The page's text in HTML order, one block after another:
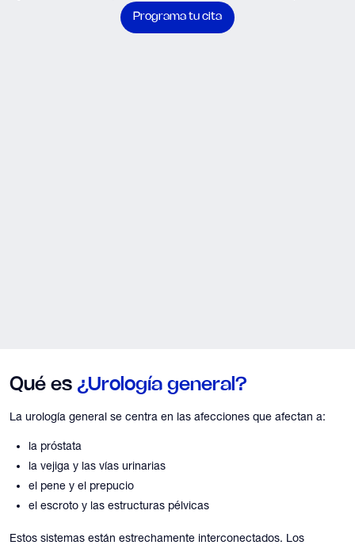
Programa tu cita
Qué es ¿Urología general?
La urología general se centra en las afecciones que afectan a:
la próstata
la vejiga y las vías urinarias
el pene y el prepucio
el escroto y las estructuras pélvicas
Estos sistemas están estrechamente interconectados. Los